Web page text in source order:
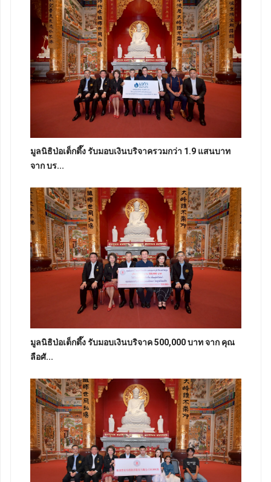
มูลนิธิป่อเต็กตึ๊ง รับมอบเงินบริจาครวมกว่า 1.9 แสนบาท
จาก บร...
มูลนิธิป่อเต็กตึ๊ง รับมอบเงินบริจาค 500,000 บาท จาก คุณ
ลือศั...